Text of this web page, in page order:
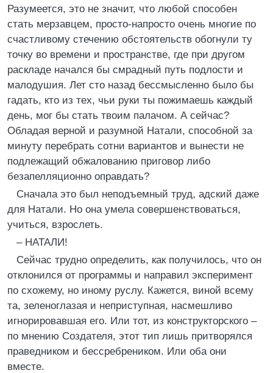
Разумеется, это не значит, что любой способен
стать мерзавцем, просто-напросто очень многие по
счастливому стечению обстоятельств обогнули ту
точку во времени и пространстве, где при другом
раскладе начался бы смрадный путь подлости и
малодушия. Лет сто назад бессмысленно было бы
гадать, кто из тех, чьи руки ты пожимаешь каждый
день, мог бы стать твоим палачом. А сейчас?
Обладая верной и разумной Натали, способной за
минуту перебрать сотни вариантов и вынести не
подлежащий обжалованию приговор либо
безапелляционно оправдать?
Сначала это был неподъемный труд, адский даже
для Натали. Но она умела совершенствоваться,
учиться, взрослеть.
– НАТАЛИ!
Сейчас трудно определить, как получилось, что он
отклонился от программы и направил эксперимент
по схожему, но иному руслу. Кажется, виной всему
та, зеленоглазая и неприступная, насмешливо
игнорировавшая его. Или тот, из конструкторского –
по мнению Создателя, этот тип лишь притворялся
праведником и бессребреником. Или оба они
вместе.